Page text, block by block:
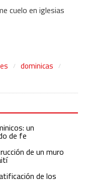
cuelo en iglesias
dominicas
un
de fe
de un muro
de los